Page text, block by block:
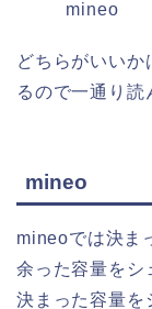
mineo
どちらがいいか
るので一通り読
mineo
mineoでは決ま
余った容量をシ
決まった容量を